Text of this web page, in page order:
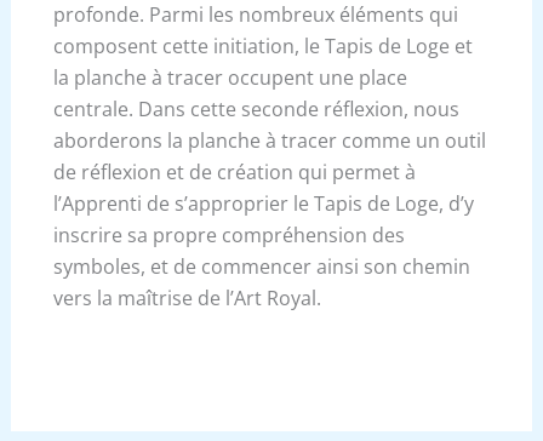
profonde. Parmi les nombreux éléments qui
composent cette initiation, le Tapis de Loge et
la planche à tracer occupent une place
centrale. Dans cette seconde réflexion, nous
aborderons la planche à tracer comme un outil
de réflexion et de création qui permet à
l’Apprenti de s’approprier le Tapis de Loge, d’y
inscrire sa propre compréhension des
symboles, et de commencer ainsi son chemin
vers la maîtrise de l’Art Royal.